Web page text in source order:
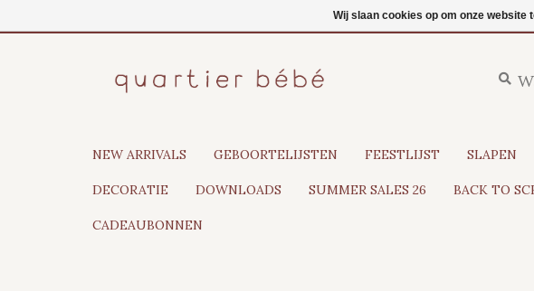
NEW ARRIVALS GEBOORTELIJSTEN FEESTLIJST SLAPEN
DECORATIE DOWNLOADS SUMMER SALES 26 BACK TO
CADEAUBONNEN
Wij slaan cookies op om onze website